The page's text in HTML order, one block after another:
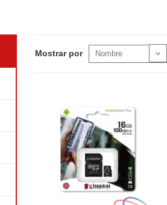
Mostrar por